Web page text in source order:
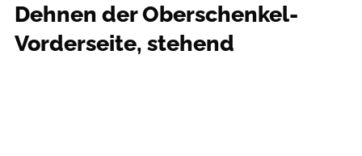
Dehnen der Oberschenkel-
Vorderseite, stehend